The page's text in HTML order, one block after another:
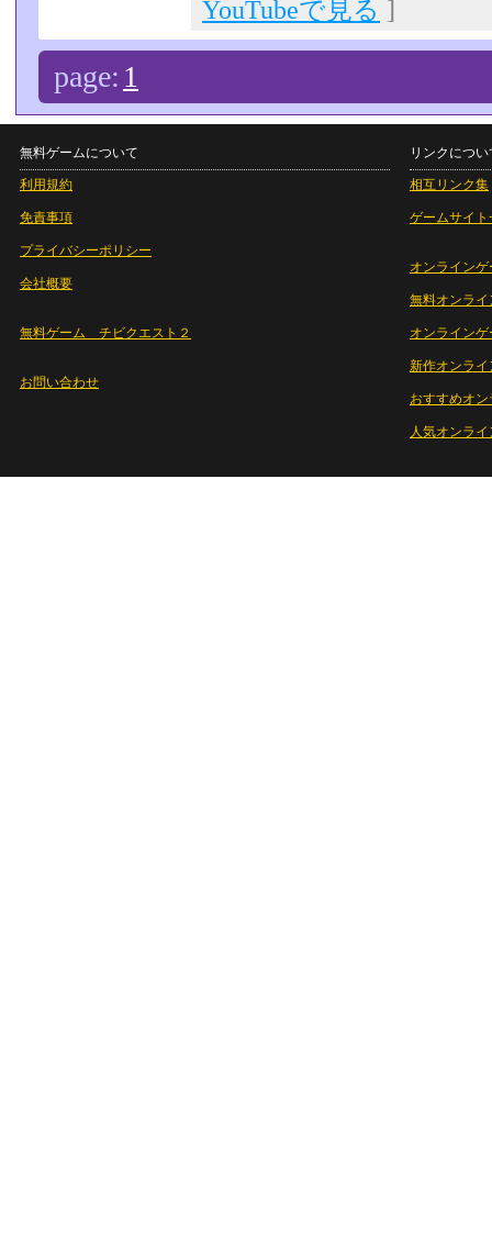
YouTubeで見る ]
page: 1
無料ゲームについて
利用規約
免責事項
プライバシーポリシー
会社概要
無料ゲーム チビクエスト２
お問い合わせ
リンクについ
相互リンク集
ゲームサイト
オンラインゲ
無料オンライ
オンライン
新作オンライ
おすすめオ
人気オンラ